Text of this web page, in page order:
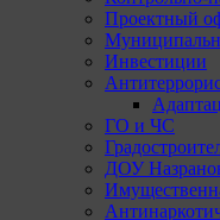
Проектный
Инвестиции
ГО и ЧС
ДОУ